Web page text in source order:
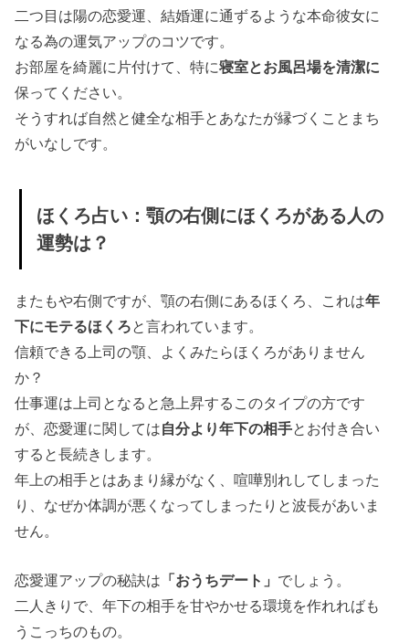
二つ目は陽の恋愛運、結婚運に通ずるような本命彼女に
なる為の運気アップのコツです。
お部屋を綺麗に片付けて、特に寝室とお風呂場を清潔に
保ってください。
そうすれば自然と健全な相手とあなたが縁づくことまち
がいなしです。
ほくろ占い：顎の右側にほくろがある人の
運勢は？
またもや右側ですが、顎の右側にあるほくろ、これは年
下にモテるほくろと言われています。
信頼できる上司の顎、よくみたらほくろがありません
か？
仕事運は上司となると急上昇するこのタイプの方です
が、恋愛運に関しては自分より年下の相手とお付き合い
すると長続きします。
年上の相手とはあまり縁がなく、喧嘩別れしてしまった
り、なぜか体調が悪くなってしまったりと波長があいま
せん。
恋愛運アップの秘訣は 「おうちデート」 でしょう。
二人きりで、年下の相手を甘やかせる環境を作れればも
うこっちのもの。